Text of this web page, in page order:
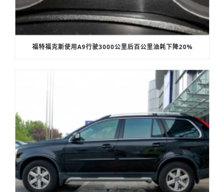
福特福克斯使用A9行驶3000公里后百公里油耗下降20%